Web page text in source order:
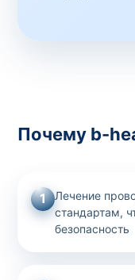
Почему b-
1
Лечение
стандартам,
безопасность